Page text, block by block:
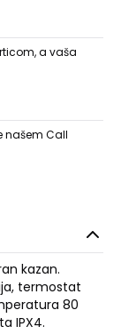
a vaša
našem Call
kazan.
termostat
80
IPX4.